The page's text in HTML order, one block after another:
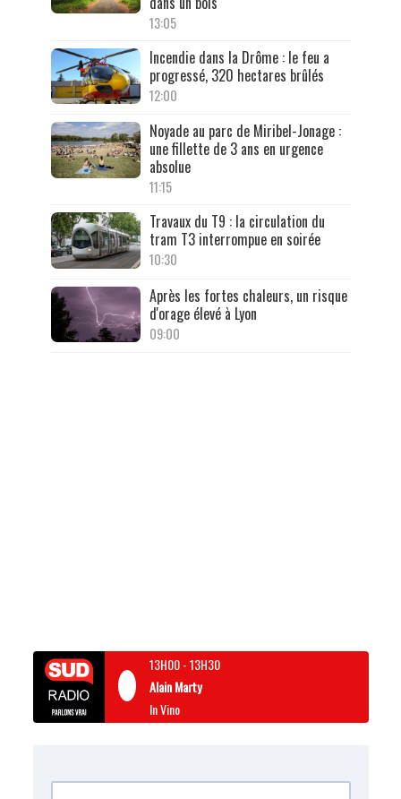
13:05
Incendie dans la Drôme : le feu a
progressé, 320 hectares brûlés
12:00
Noyade au parc de Miribel-Jonage :
une fillette de 3 ans en urgence
absolue
11:15
Travaux du T9 : la circulation du
tram T3 interrompue en soirée
10:30
Après les fortes chaleurs, un risque
d'orage élevé à Lyon
09:00
13H00-13H30
Alain Marty
In Vino